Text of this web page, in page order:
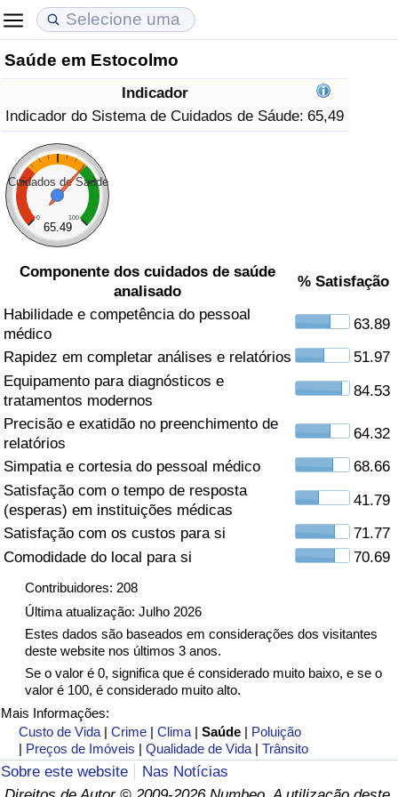
Saúde em Estocolmo
Indicador
Indicador do Sistema de Cuidados de Sáude: 65,49
Cuidados de Saúde
0 100
65.49
Componente dos cuidados de saúde
analisado
% Satisfação
Habilidade e competência do pessoal
médico
63.89
Rapidez em completar análises e relatórios
51.97
Equipamento para diagnósticos e
tratamentos modernos
84.53
Precisão e exatidão no preenchimento de
relatórios
64.32
Simpatia e cortesia do pessoal médico
68.66
Satisfação com o tempo de resposta
(esperas) em instituições médicas
41.79
Satisfação com os custos para si
71.77
Comodidade do local para si
70.69
Contribuidores: 208
Última atualização: Julho 2026
Estes dados são baseados em considerações dos visitantes
deste website nos últimos 3 anos.
Se o valor é 0, significa que é considerado muito baixo, e se o
valor é 100, é considerado muito alto.
Mais Informações:
Custo de Vida |Crime |Clima |Saúde | Poluição
| Preços de Imóveis |Qualidade de Vida |Trânsito
Sobre este website
Nas Notícias
Custo de Vida
Indicador de Custo de Vida (Atual)
Indicador de Custo de Vida
Indicador de Custo de Vida Por País
em Aqaba
Preços de Imóveis
Indicador de Preços de Imóveis (Atual)
Indicador de Preços de Imóveis
Indicador de Preços de Imóveis por País
Qualidade de Vida
Indicador de Qualidade de Vida
Indicador de Qualidade de Vida (Atual)
Índice de qualidade de vida por país
Crime
Taxa do Indicador de Crime (Atual)
Indicador de Crime
Índice de criminalidade por país
Saúde
Indicador de Saúde (Atual)
Indicador de Saúde
Indicador de Saúde por País
Poluição
Indicador de Poluição (Atual)
Índice de poluição
Indicador de Poluição por País
Trânsito